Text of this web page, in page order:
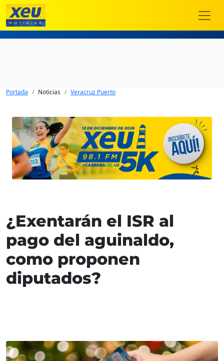
Portada Noticias Veracruz Puerto
¿Exentarán el ISR al
pago del aguinaldo,
como proponen
diputados?